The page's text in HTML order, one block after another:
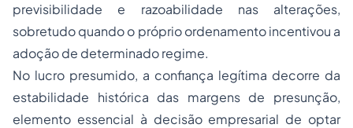
previsibilidade e razoabilidade nas alterações,
sobretudo quando o próprio ordenamento incentivou a
adoção de determinado regime.
No lucro presumido, a confiança legítima decorre da
estabilidade histórica das margens de presunção,
elemento essencial à decisão empresarial de optar